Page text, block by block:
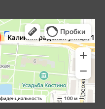
поиск мест